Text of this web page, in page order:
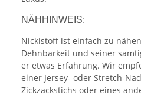
NÄHHINWEIS:
Nickistoff ist einfach zu
Dehnbarkeit und seiner
er etwas Erfahrung. Wir
einer Jersey- oder Stretch-
Zickzackstichs oder eines